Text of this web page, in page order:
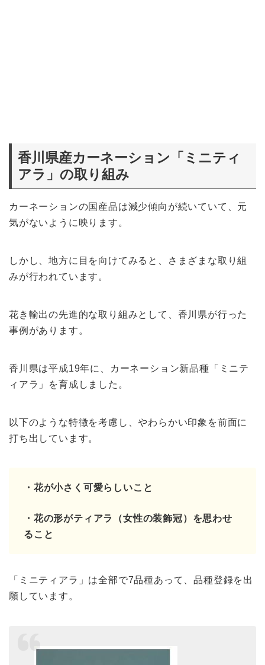
香川県産カーネーション「ミニティ
アラ」の取り組み
カーネーションの国産品は減少傾向が続いていて、元
気がないように映ります。
しかし、地方に目を向けてみると、さまざまな取り組
みが行われています。
花き輸出の先進的な取り組みとして、香川県が行った
事例があります。
香川県は平成19年に、カーネーション新品種「ミニテ
ィアラ」を育成しました。
以下のような特徴を考慮し、やわらかい印象を前面に
打ち出しています。
・花が小さく可愛らしいこと
・花の形がティアラ（女性の装飾冠）を思わせ
ること
「ミニティアラ」は全部で7品種あって、品種登録を出
願しています。